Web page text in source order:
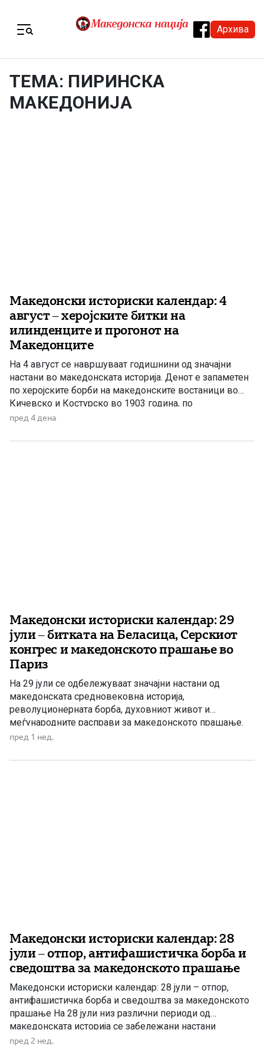
Архива
ТЕМА: ПИРИНСКА
МАКЕДОНИЈА
Македонски историски календар: 4
август – херојските битки на
илинденците и прогонот на
Македонците
На 4 август се навршуваат годишнини од значајни
настани во македонската историја. Денот е запаметен
по херојските борби на македонските востаници во
Кичевско и Костурско во 1903 година, по
воспоставувањето на диктатурата на Јоанис Метаксас
деец Сократ Маркилов. Битката кај Ѓурѓејца во
пред 4 дена
Македонски историски календар: 29
јули – битката на Беласица, Серскиот
конгрес и македонското прашање во
Париз
На 29 јули се одбележуваат значајни настани од
македонската средновековна историја,
револуционерната борба, духовниот живот и
меѓународните расправи за македонското прашање.
Црковен календар на МПЦ–ОА: Светиот
На 29 јули, односно на 16 јули според стариот календар,
пред 1 нед.
Македонски историски календар: 28
јули – отпор, антифашистичка борба и
сведоштва за македонското прашање
Македонски историски календар: 28 јули – отпор,
антифашистичка борба и сведоштва за македонското
прашање На 28 јули низ различни периоди од
македонската историја се забележани настани
поврзани со револуционерното движење, отпорот
пред 2 нед.